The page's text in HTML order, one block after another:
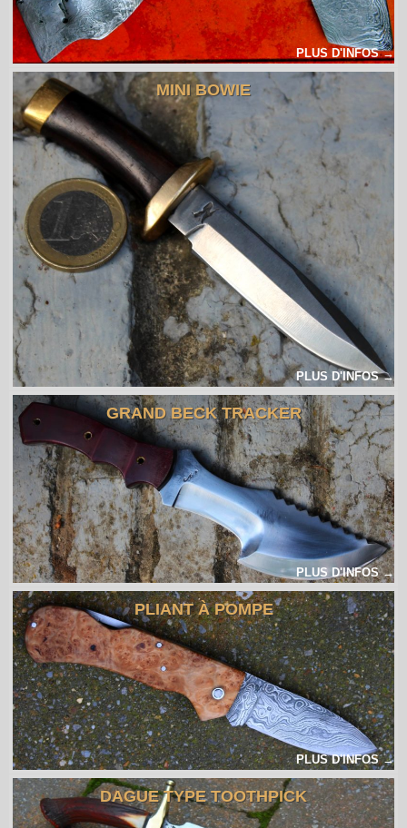
PLUS D'INFOS →
MINI BOWIE
PLUS D'INFOS →
GRAND BECK TRACKER
PLUS D'INFOS →
PLIANT À POMPE
PLUS D'INFOS →
DAGUE TYPE TOOTHPICK